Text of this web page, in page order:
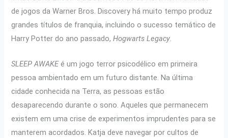
de jogos da Warner Bros. Discovery há muito tempo produz
grandes títulos de franquia, incluindo o sucesso temático de
Harry Potter do ano passado,Hogwarts Legacy.
SLEEP AWAKEé um jogo terror psicodélico em primeira
pessoa ambientado em um futuro distante. Na última
cidade conhecida na Terra, as pessoas estão
desaparecendo durante o sono. Aqueles que permanecem
existem em uma crise de experimentos imprudentes para se
manterem acordados. Katja deve navegar por cultos de